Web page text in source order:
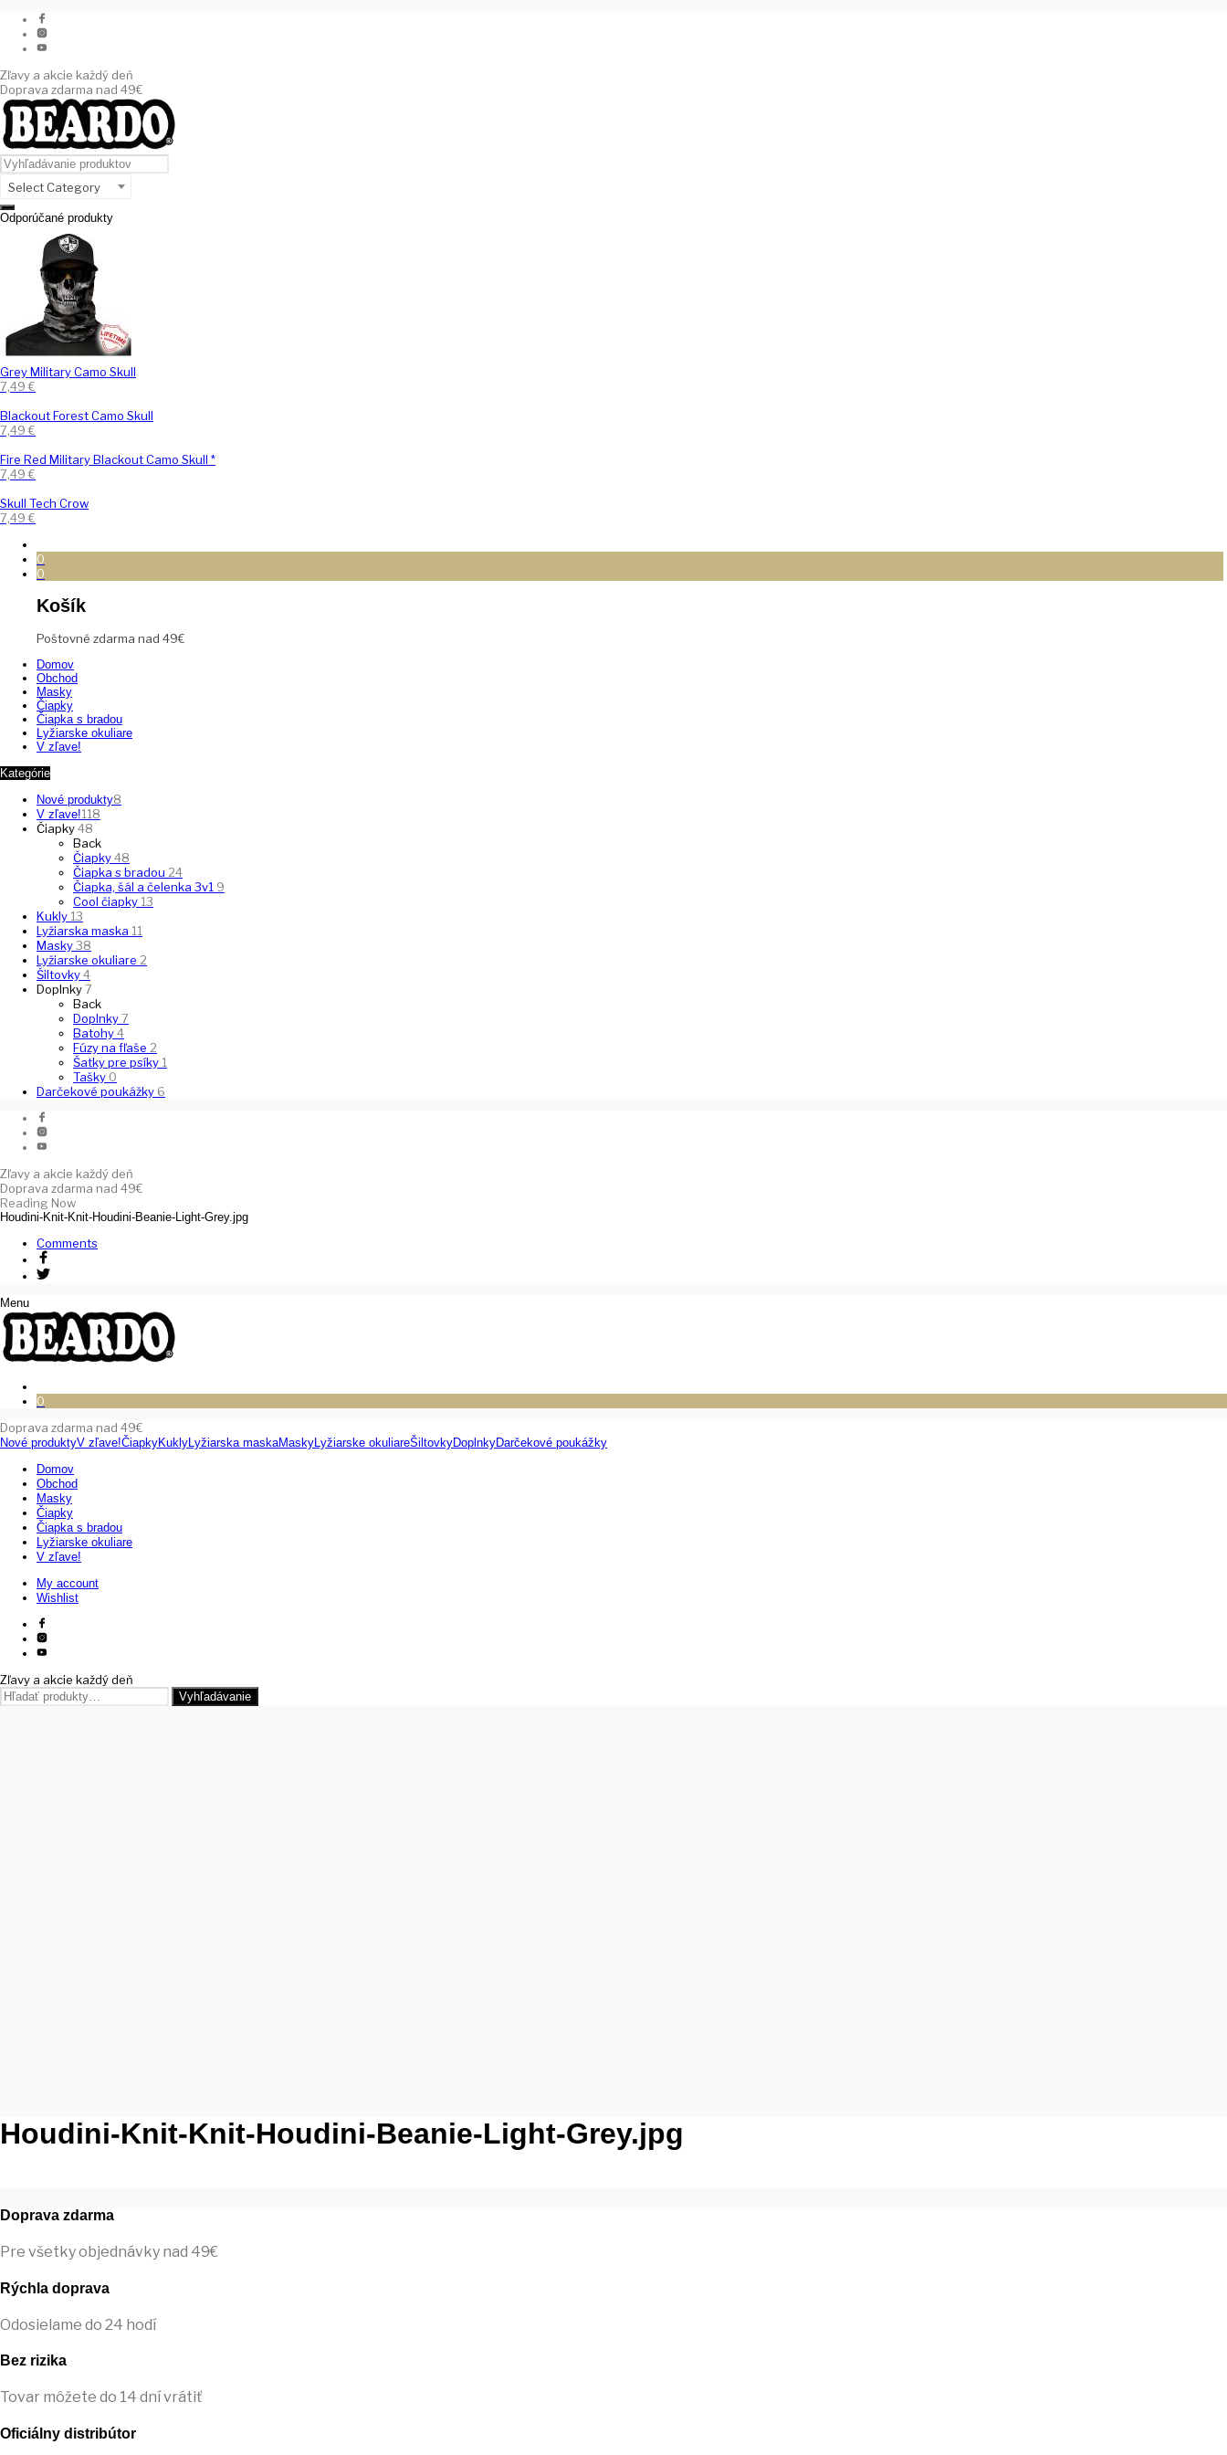
Zľavy a akcie každý deň
Doprava zdarma nad 49€
Select Category
Odporúčané produkty
Grey Military Camo Skull
7,49 €
Blackout Forest Camo Skull
7,49 €
Fire Red Military Blackout Camo Skull *
7,49 €
Skull Tech Crow
7,49 €
0
0
Košík
Poštovné zdarma nad 49€
Domov
Obchod
Masky
Čiapky
Čiapka s bradou
Lyžiarske okuliare
V zľave!
Kategórie
Nové produkty8
V zľave!118
Čiapky48
Back
Čiapky48
Čiapka s bradou 24
Čiapka, šál a čelenka 3v1 9
Cool čiapky 13
Kukly 13
Lyžiarska maska 11
Masky38
Lyžiarske okuliare 2
Šiltovky4
Doplnky7
Back
Doplnky7
Batohy4
Fúzy na fľaše 2
Šatky pre psíky 1
Tašky 0
Darčekové poukážky 6
Zľavy a akcie každý deň
Doprava zdarma nad 49€
Reading Now
Houdini-Knit-Knit-Houdini-Beanie-Light-Grey.jpg
Comments
Menu
0
Doprava zdarma nad 49€
Nové produktyV zľave!ČiapkyKuklyLyžiarska maskaMaskyLyžiarske okuliareŠiltovkyDoplnkyDarčekové poukážky
Domov
Obchod
Masky
Čiapky
Čiapka s bradou
Lyžiarske okuliare
V zľave!
My account
Wishlist
Zľavy a akcie každý deň
Hľadať: Vyhľadávanie
Houdini-Knit-Knit-Houdini-Beanie-Light-Grey.jpg
Doprava zdarma
Pre všetky objednávky nad 49€
Rýchla doprava
Odosielame do 24 hodí
Bez rizika
Tovar môžete do 14 dní vrátiť
Oficiálny distribútor